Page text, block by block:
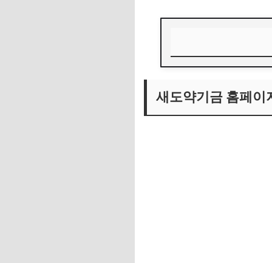
새도약기금 홈페이